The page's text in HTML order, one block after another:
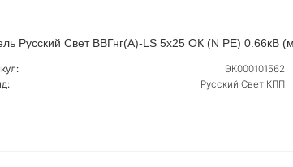
Русский Свет ВВГнг(А)-LS 5х25 ОК (N PE) 0.66кВ
ЭК000101562
Русский Свет КПП